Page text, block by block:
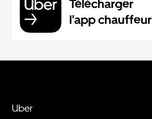
Télécharger
l'app chauffeur
Uber